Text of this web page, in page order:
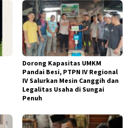
Dorong Kapasitas UMKM
Pandai Besi, PTPN IV Regional
IV Salurkan Mesin Canggih dan
Legalitas Usaha di Sungai
Penuh